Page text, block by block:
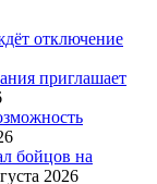
отключение
приглашает
бойцов на
2026